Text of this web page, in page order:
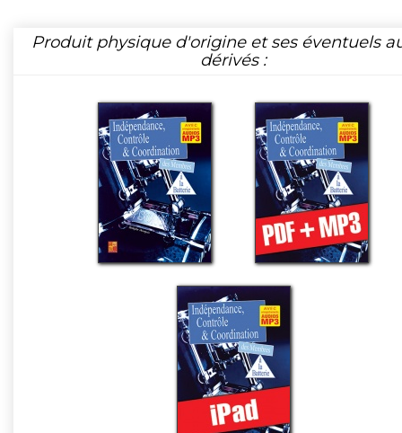
Produit physique d'origine et ses éventuels
dérivés :